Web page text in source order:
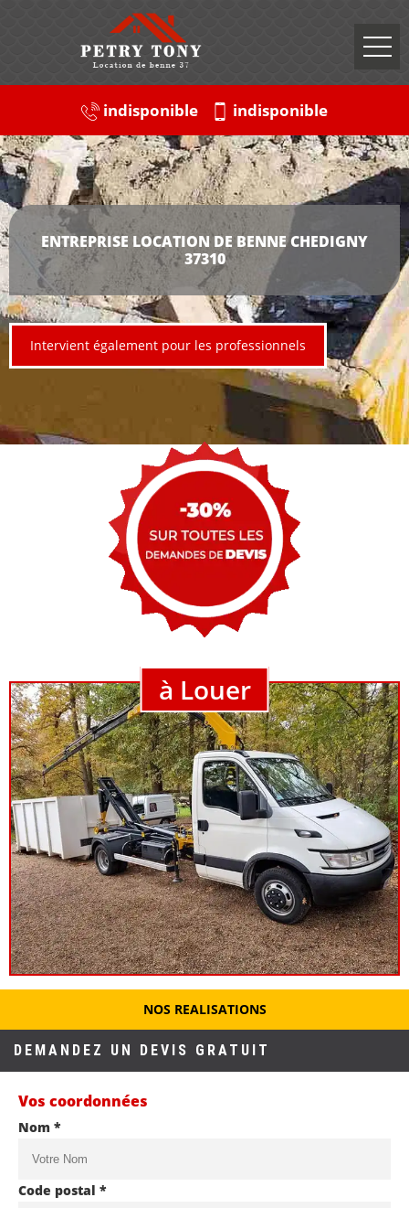
indisponible indisponible
ENTREPRISE LOCATION DE BENNE CHEDIGNY
37310
Intervient également pour les professionnels
à Louer
NOS REALISATIONS
DEMANDEZ UN DEVIS GRATUIT
Vos coordonnées
Nom *
Code postal *